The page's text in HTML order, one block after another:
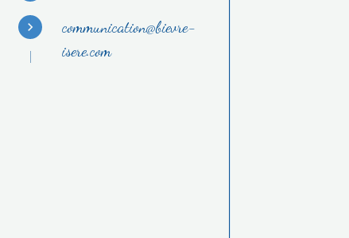
communication@bievre-
isere.com